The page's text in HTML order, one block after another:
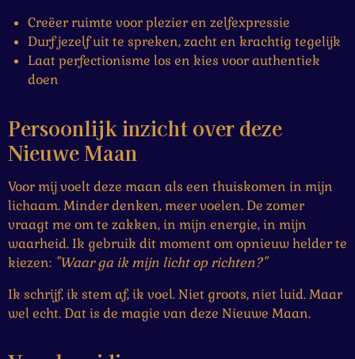
Creëer ruimte voor plezier en zelfexpressie
Durf jezelf uit te spreken, zacht en krachtig tegelijk
Laat perfectionisme los en kies voor authentiek
doen
Persoonlijk inzicht over deze
Nieuwe Maan
Voor mij voelt deze maan als een thuiskomen in mijn
lichaam. Minder denken, meer voelen. De zomer
vraagt me om te zakken, in mijn energie, in mijn
waarheid. Ik gebruik dit moment om opnieuw helder te
kiezen: "Waar ga ik mijn licht op richten?"
Ik schrijf, ik stem af, ik voel. Niet groots, niet luid. Maar
wel echt. Dat is de magie van deze Nieuwe Maan.